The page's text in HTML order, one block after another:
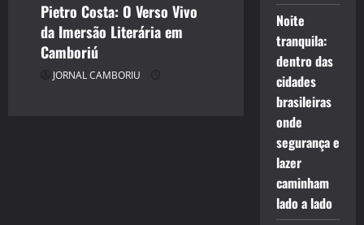
Pietro Costa: O Verso Vivo
da Imersão Literária em
Camboriú
JORNAL CAMBORIU
Noite
tranquila:
dentro das
cidades
brasileiras
onde
segurança e
lazer
caminham
lado a lado